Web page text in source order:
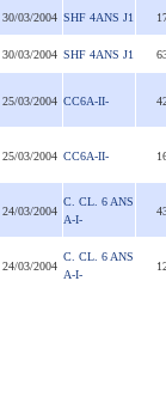
30/03/2004 SHF 4ANS J1
30/03/2004 SHF 4ANS J1
25/03/2004 CC6A-II-
25/03/2004 CC6A-II-
24/03/2004
C. CL. 6 ANS
A-I-
24/03/2004
C. CL. 6 ANS
A-I-